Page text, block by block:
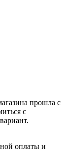
прошла с
с
оплаты и